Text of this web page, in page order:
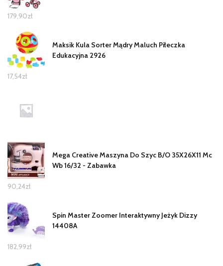
179,90zł
Maksik Kula Sorter Mądry Maluch Piłeczka
Edukacyjna 2926
17,54zł
Mega Creative Maszyna Do Szyc B/O 35X26X11 Mc
Wb 16/32 - Zabawka
90,24zł
Spin Master Zoomer Interaktywny Jeżyk Dizzy
14408A
182,99zł